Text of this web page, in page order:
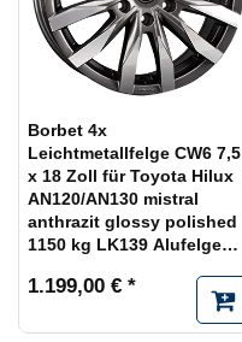
Borbet 4x
Leichtmetallfelge CW6 7,5
x 18 Zoll für Toyota Hilux
AN120/AN130 mistral
anthrazit glossy polished
1150 kg LK139 Alufelge
1.199,00 € *